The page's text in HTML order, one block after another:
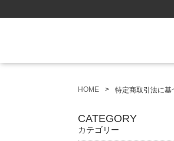
HOME 特定商取引法に基
CATEGORY
カテゴリー